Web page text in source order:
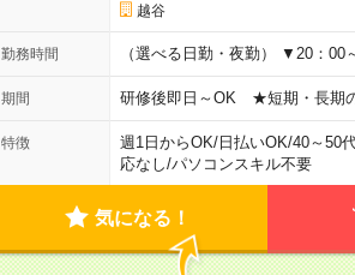
越谷
勤務時間 （選べる日勤・夜勤） ▼20：00
期間 研修後即日～OK ★短期・長期
特徴 週1日からOK/日払いOK/40～50
応なし/パソコンスキル不要
気になる！